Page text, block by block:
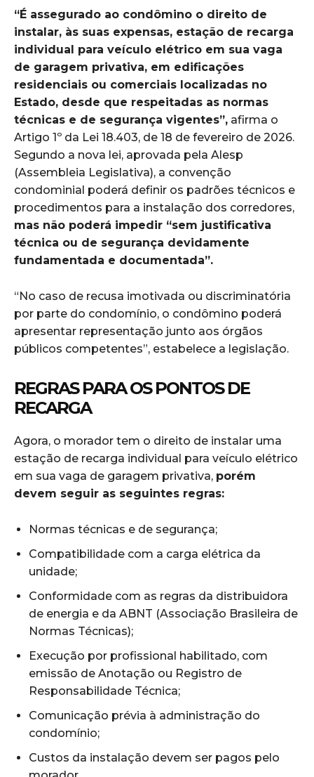
“É assegurado ao condômino o direito de
instalar, às suas expensas, estação de recarga
individual para veículo elétrico em sua vaga
de garagem privativa, em edificações
residenciais ou comerciais localizadas no
Estado, desde que respeitadas as normas
técnicas e de segurança vigentes”, afirma o
Artigo 1º da Lei 18.403, de 18 de fevereiro de 2026.
Segundo a nova lei, aprovada pela Alesp
(Assembleia Legislativa), a convenção
condominial poderá definir os padrões técnicos e
procedimentos para a instalação dos corredores,
mas não poderá impedir “sem justificativa
técnica ou de segurança devidamente
fundamentada e documentada”.
“No caso de recusa imotivada ou discriminatória
por parte do condomínio, o condômino poderá
apresentar representação junto aos órgãos
públicos competentes”, estabelece a legislação.
REGRAS PARA OS PONTOS DE
RECARGA
Agora, o morador tem o direito de instalar uma
estação de recarga individual para veículo elétrico
em sua vaga de garagem privativa, porém
devem seguir as seguintes regras:
Normas técnicas e de segurança;
Compatibilidade com a carga elétrica da
unidade;
Conformidade com as regras da distribuidora
de energia e da ABNT (Associação Brasileira de
Normas Técnicas);
Execução por profissional habilitado, com
emissão de Anotação ou Registro de
Responsabilidade Técnica;
Comunicação prévia à administração do
condomínio;
Custos da instalação devem ser pagos pelo